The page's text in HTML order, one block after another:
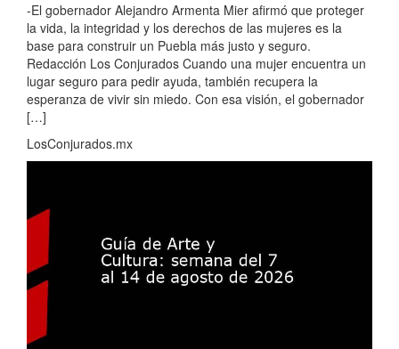
-El gobernador Alejandro Armenta Mier afirmó que proteger
la vida, la integridad y los derechos de las mujeres es la
base para construir un Puebla más justo y seguro.
Redacción Los Conjurados Cuando una mujer encuentra un
lugar seguro para pedir ayuda, también recupera la
esperanza de vivir sin miedo. Con esa visión, el gobernador
[…]
LosConjurados.mx